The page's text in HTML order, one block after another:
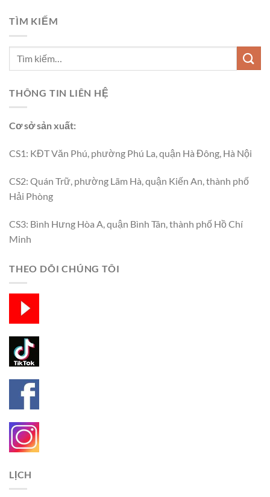
TÌM KIẾM
THÔNG TIN LIÊN HỆ
Cơ sở sản xuất:
CS1: KĐT Văn Phú, phường Phú La, quận Hà Đông, Hà Nội
CS2: Quán Trữ, phường Lãm Hà, quận Kiến An, thành phố
Hải Phòng
CS3: Bình Hưng Hòa A, quận Bình Tân, thành phố Hồ Chí
Minh
THEO DÕI CHÚNG TÔI
LỊCH